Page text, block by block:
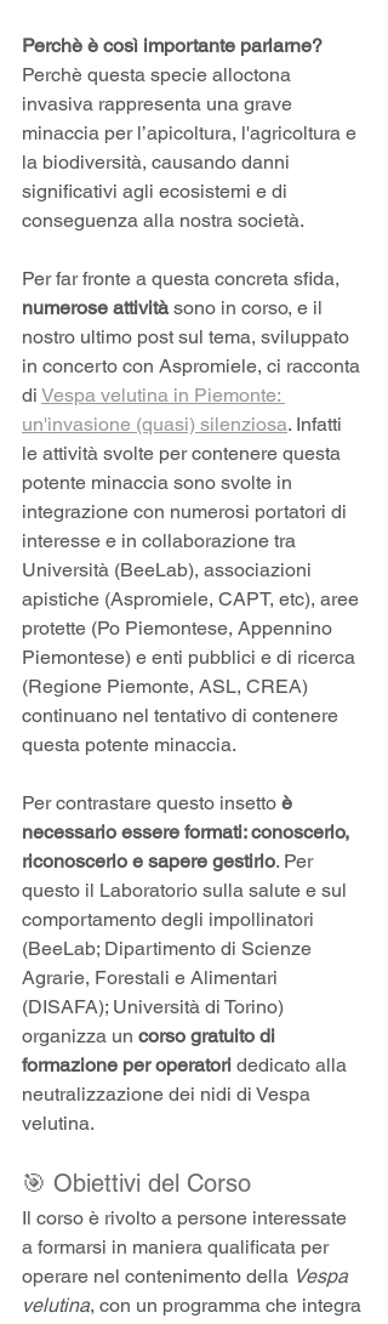
Perchè è così importante parlarne?
Perchè questa specie alloctona
invasiva rappresenta una grave
minaccia per l’apicoltura, l'agricoltura e
la biodiversità, causando danni
significativi agli ecosistemi e di
conseguenza alla nostra società.
Per far fronte a questa concreta sfida,
numerose attività sono in corso, e il
nostro ultimo post sul tema, sviluppato
in concerto con Aspromiele, ci racconta
di Vespa velutina in Piemonte:
un'invasione (quasi) silenziosa. Infatti
le attività svolte per contenere questa
potente minaccia sono svolte in
integrazione con numerosi portatori di
interesse e in collaborazione tra
Università (BeeLab), associazioni
apistiche (Aspromiele, CAPT, etc), aree
protette (Po Piemontese, Appennino
Piemontese) e enti pubblici e di ricerca
(Regione Piemonte, ASL, CREA)
continuano nel tentativo di contenere
questa potente minaccia.
Per contrastare questo insetto è
necessario essere formati: conoscerlo,
riconoscerlo e sapere gestirlo. Per
questo il Laboratorio sulla salute e sul
comportamento degli impollinatori
(BeeLab; Dipartimento di Scienze
Agrarie, Forestali e Alimentari
(DISAFA); Università di Torino)
organizza un corso gratuito di
formazione per operatori dedicato alla
neutralizzazione dei nidi di Vespa
velutina.
🎯 Obiettivi del Corso
Il corso è rivolto a persone interessate
a formarsi in maniera qualificata per
operare nel contenimento della Vespa
velutina, con un programma che integra